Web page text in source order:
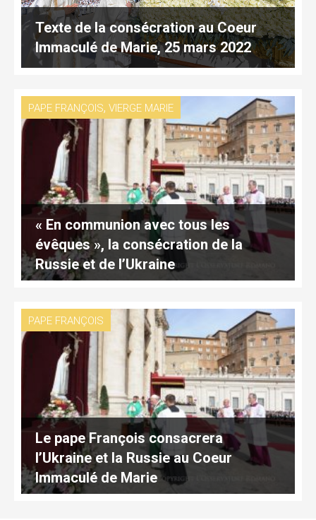
Texte de la consécration au Coeur
Immaculé de Marie, 25 mars 2022
PAPE FRANÇOIS, VIERGE MARIE
« En communion avec tous les
évêques », la consécration de la
Russie et de l’Ukraine
PAPE FRANÇOIS
Le pape François consacrera
l’Ukraine et la Russie au Coeur
Immaculé de Marie